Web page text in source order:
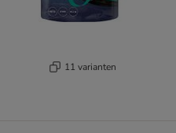
11 varianten